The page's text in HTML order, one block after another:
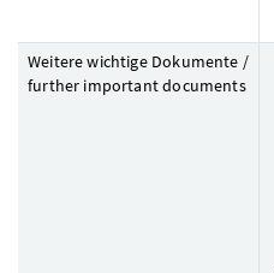
Weitere wichtige Dokumente /
further important documents